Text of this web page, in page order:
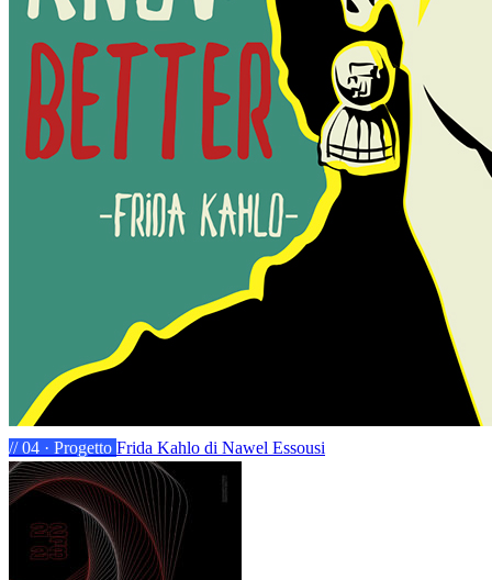
// 04 · Progetto Frida Kahlo di Nawel Essousi